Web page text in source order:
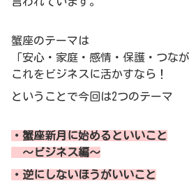
蟹座のテーマは
「安心・家庭・感情・保護・つな
これをビジネスに活かすなら！
ということで今回は2つのテーマ
・蟹座新月に始めるといいこと
～ビジネス編～
・逆にしないほうがいいこと